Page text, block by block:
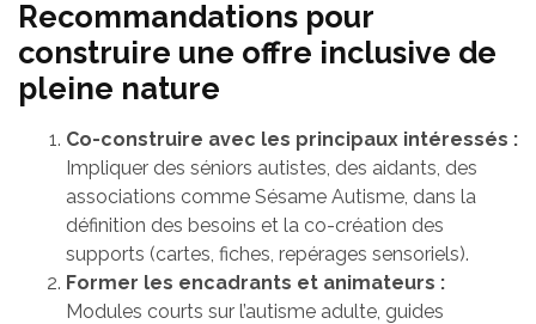
Recommandations pour
construire une offre inclusive de
pleine nature
Co-construire avec les principaux intéressés :
Impliquer des séniors autistes, des aidants, des
associations comme Sésame Autisme, dans la
définition des besoins et la co-création des
supports (cartes, fiches, repérages sensoriels).
Former les encadrants et animateurs :
Modules courts sur l’autisme adulte, guides